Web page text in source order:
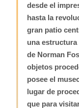
desde el
hasta la
gran patio
una
de Norman
objetos
posee el
lugar de
que para